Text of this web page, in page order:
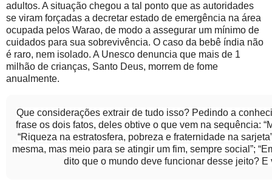
adultos. A situação chegou a tal ponto que as autoridades
se viram forçadas a decretar estado de emergência na área
ocupada pelos Warao, de modo a assegurar um mínimo de
cuidados para sua sobrevivência. O caso da bebê índia não
é raro, nem isolado. A Unesco denuncia que mais de 1
milhão de crianças, Santo Deus, morrem de fome
anualmente.
Que considerações extrair de tudo isso? Pedindo a
frase os dois fatos, deles obtive o que vem na sequência:
“Riqueza na estratosfera, pobreza e fraternidade na
mesma, mas meio para se atingir um fim, sempre social”;
dito que o mundo deve funcionar desse jeito?